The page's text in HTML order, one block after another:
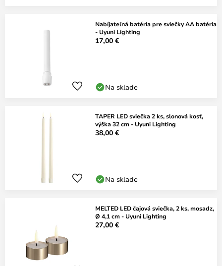
Nabíjateľná batéria pre sviečky AA batéria
- Uyuni Lighting
17,00 €
Na sklade
TAPER LED sviečka 2 ks, slonová kosť,
výška 32 cm - Uyuni Lighting
38,00 €
Na sklade
MELTED LED čajová sviečka, 2 ks, mosadz,
Ø 4,1 cm - Uyuni Lighting
27,00 €